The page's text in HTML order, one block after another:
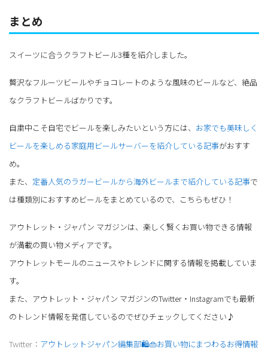
まとめ
スイーツに合うクラフトビール3種を紹介しました。
贅沢なフルーツビールやチョコレートのような風味のビールなど、絶品
なクラフトビールばかりです。
自粛中こそ自宅でビールを楽しみたいという方には、 お家でも美味しく
ビールを楽しめる家庭用ビールサーバーを紹介している記事がおすす
め。
また、 定番人気のラガービールから海外ビールまで紹介している記事で
は種類別におすすめビールをまとめているので、こちらもぜひ！
アウトレット・ジャパン マガジンは、楽しく賢くお買い物できる情報
が満載の買い物メディアです。
アウトレットモールのニュースやトレンドに関する情報を掲載していま
す。
また、アウトレット・ジャパン マガジンのTwitter・Instagramでも最新
のトレンド情報を発信しているのでぜひチェックしてください♪
Twitter： アウトレットジャパン編集部🛍👜お買い物にまつわるお得情報